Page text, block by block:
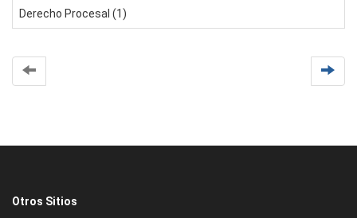
Derecho Procesal (1)
Otros Sitios